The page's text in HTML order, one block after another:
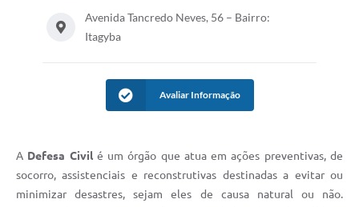
Conheça Delfim Moreira
Links
Contratos
Avenida Tancredo Neves, 56 – Bairro:
Itagyba
Avaliar Informação
A Defesa Civilé um órgão que atua em ações preventivas, de
socorro, assistenciais e reconstrutivas destinadas a evitar ou
minimizar desastres, sejam eles de causa natural ou não.